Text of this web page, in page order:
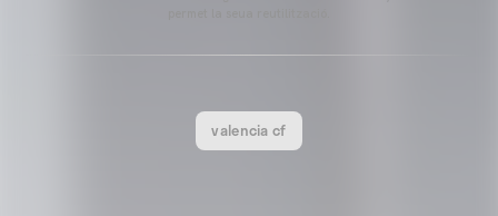
valencia cf